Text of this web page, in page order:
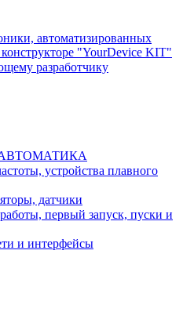
автоматизированных
"YourDevice KIT"
разработчику
устройства плавного
датчики
первый запуск, пуски и
и интерфейсы